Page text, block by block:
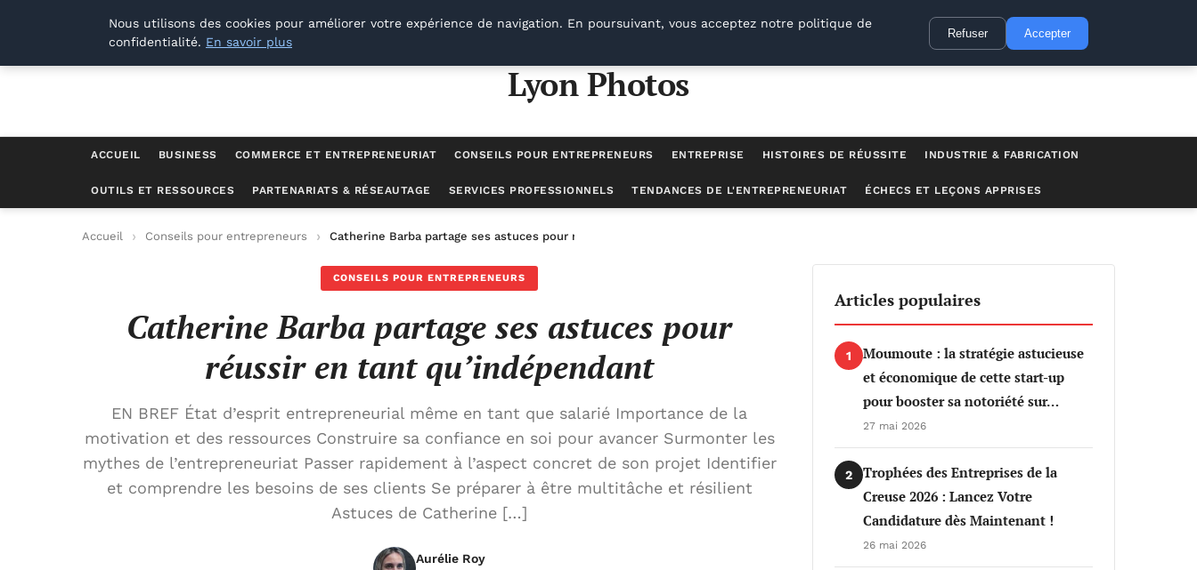
Lyon Photos
Lyon Photos
ACCUEIL BUSINESS COMMERCE ET ENTREPRENEURIAT CONSEILS POUR ENTREPRENEURS ENTREPRISE HISTOIRES DE RÉUSSITE INDUSTRIE & FABRICATION
OUTILS ET RESSOURCES PARTENARIATS & RÉSEAUTAGE SERVICES PROFESSIONNELS TENDANCES DE L'ENTREPRENEURIAT ÉCHECS ET LEÇONS APPRISES
Accueil Conseils pour entrepreneurs Catherine Barba partage ses astuces pour réussir en tant qu’indépendant
CONSEILS POUR ENTREPRENEURS
Catherine Barba partage ses astuces pour
réussir en tant qu’indépendant
EN BREF État d’esprit entrepreneurial même en tant que salarié Importance de la
motivation et des ressources Construire sa confiance en soi pour avancer Surmonter les
mythes de l’entrepreneuriat Passer rapidement à l’aspect concret de son projet Identifier
et comprendre les besoins de ses clients Se préparer à être multitâche et résilient
Astuces de Catherine […]
Aurélie Roy
Articles populaires
1
Moumoute : la stratégie astucieuse
et économique de cette start-up
pour booster sa notoriété sur…
27 mai 2026
2
Trophées des Entreprises de la
Creuse 2026 : Lancez Votre
Candidature dès Maintenant !
26 mai 2026
Nous utilisons des cookies pour améliorer votre expérience de navigation. En poursuivant, vous acceptez notre politique de
confidentialité. En savoir plus
Refuser Accepter